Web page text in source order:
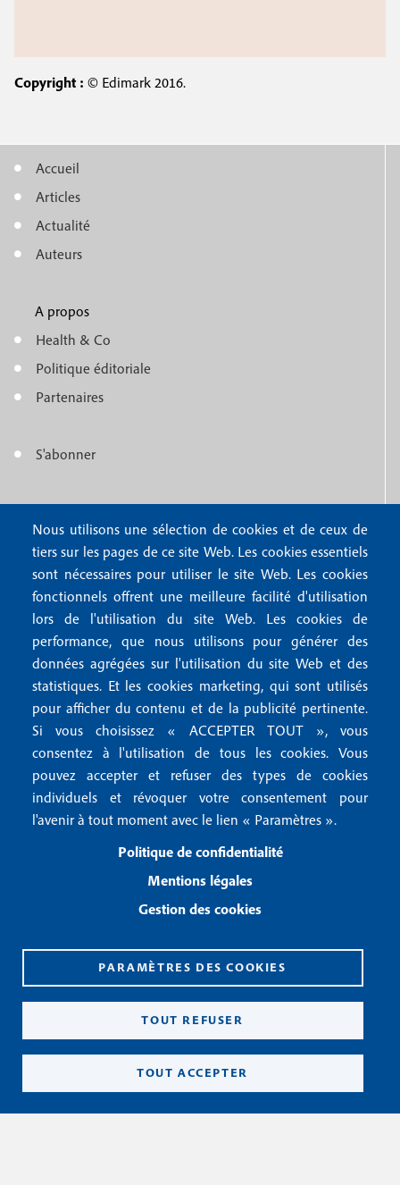
Nous utilisons une sélection de cookies et de ceux de
tiers sur les pages de ce site Web. Les cookies essentiels
sont nécessaires pour utiliser le site Web. Les cookies
fonctionnels offrent une meilleure facilité d'utilisation
lors de l'utilisation du site Web. Les cookies de
performance, que nous utilisons pour générer des
données agrégées sur l'utilisation du site Web et des
statistiques. Et les cookies marketing, qui sont utilisés
pour afficher du contenu et de la publicité pertinente.
Si vous choisissez « ACCEPTER TOUT », vous
consentez à l'utilisation de tous les cookies. Vous
pouvez accepter et refuser des types de cookies
individuels et révoquer votre consentement pour
l'avenir à tout moment avec le lien « Paramètres ».
Politique de confidentialité
Mentions légales
Gestion des cookies
PARAMÈTRES DES COOKIES
TOUT REFUSER
TOUT ACCEPTER
Copyright : © Edimark 2016.
M
e
n
o
o
e
Accueil
Articles
Actualité
Auteurs
m
e
n
f
o
A propos
Health & Co
Politique éditoriale
Partenaires
e
S'abonner
Nous contacter
Abonnements
Rédaction
Publicité
M
e
r
FAQ
Mentions légales
Mentions RGPD
Conditions générales de vente
Conditions générales d'utilisation
Gestion des cookies
Recevoir notre newsletter
o